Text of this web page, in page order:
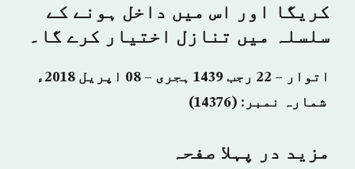
کریگا اور اس میں داخل ہونے کے
سلسلہ میں تنازل اختیار کرے گا۔
اتوار – 22 رجب 1439 ہجری – 08 اپریل 2018ء
شمارہ نمبر: (14376)
مزید در پہلا صفحہ